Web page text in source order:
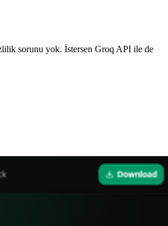
sorunu yok. İstersen Groq API ile de